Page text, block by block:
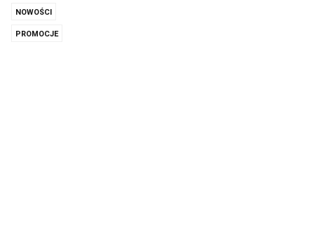
NOWOŚCI
PROMOCJE